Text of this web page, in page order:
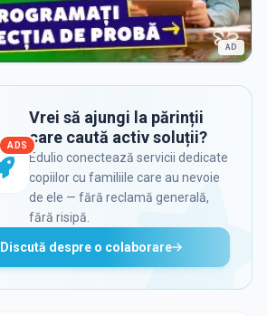
AD
ADS
Vrei să ajungi la părinții
care caută activ soluții?
Edulio conectează servicii dedicate
copiilor cu familiile care au nevoie
de ele — fără reclamă generală,
fără risipă.
Discută despre o colaborare